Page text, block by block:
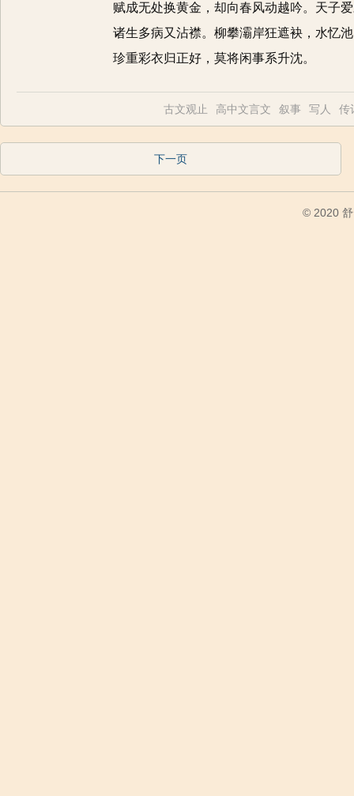
赋成无处换黄金，却向春风动越吟。天子
诸生多病又沾襟。柳攀灞岸狂遮袂，水忆
珍重彩衣归正好，莫将闲事系升沈。
古文观止 高中文言文 叙事 写人 传
下一页
© 2020